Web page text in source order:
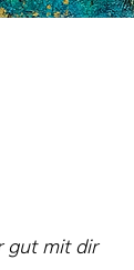
gut mit dir